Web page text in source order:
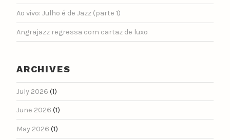
Ao vivo: Julho é de Jazz (parte 1)
Angrajazz regressa com cartaz de luxo
ARCHIVES
July 2026 (1)
June 2026 (1)
May 2026 (1)